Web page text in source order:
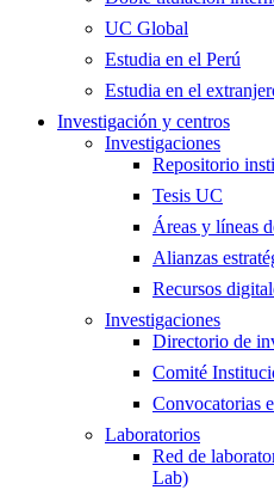
UC Global
Estudia en el Perú
Estudia en el
Investigación y centros
Investigaciones
Repositorio
Tesis UC
Áreas y líneas
Alianzas
Recursos
Investigaciones
Directorio de
Comité
Convocatorias
Laboratorios
Red de
Lab)